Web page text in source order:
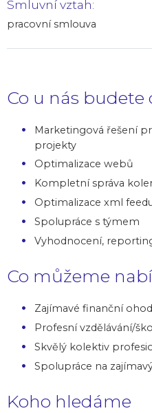
Smluvní vztah:
pracovní smlouva
Co u nás budete
Marketingová řešení
projekty
Optimalizace webů
Kompletní správa
Optimalizace xml
Spolupráce s týmem
Vyhodnocení,
Co můžeme
Zajímavé finanční
Profesní vzdělávání/
Skvělý kolektiv
Spolupráce na
Koho hledáme